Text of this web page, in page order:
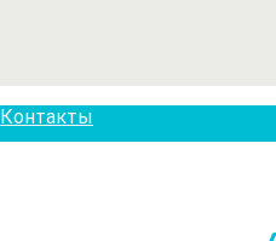
Контакты